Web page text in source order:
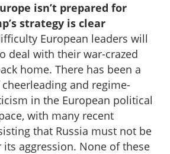
isn’t prepared for
strategy is clear
European leaders will
deal with their war-crazed
home. There has been a
and regime-
in the European political
with many recent
that Russia must not be
aggression. None of these